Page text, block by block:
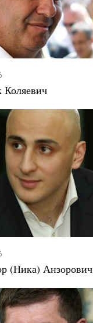
Коляевич
(Ника) Анзорович